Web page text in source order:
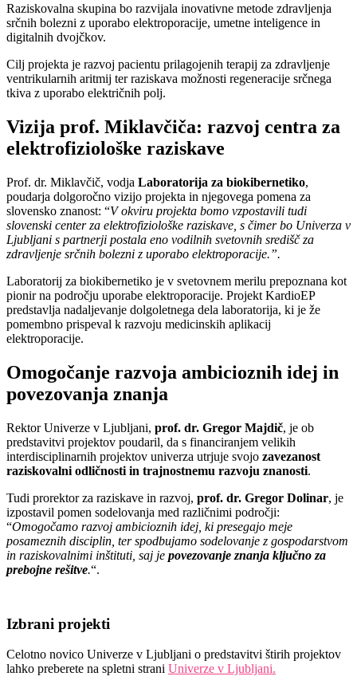
Raziskovalna skupina bo razvijala inovativne metode zdravljenja
srčnih bolezni z uporabo elektroporacije, umetne inteligence in
digitalnih dvojčkov.
Cilj projekta je razvoj pacientu prilagojenih terapij za zdravljenje
ventrikularnih aritmij ter raziskava možnosti regeneracije srčnega
tkiva z uporabo električnih polj.
Vizija prof. Miklavčiča: razvoj centra za
elektrofiziološke raziskave
Prof. dr. Miklavčič, vodja Laboratorija za biokibernetiko,
poudarja dolgoročno vizijo projekta in njegovega pomena za
slovensko znanost: “V okviru projekta bomo vzpostavili tudi
slovenski center za elektrofiziološke raziskave, s čimer bo Univerza v
Ljubljani s partnerji postala eno vodilnih svetovnih središč za
zdravljenje srčnih bolezni z uporabo elektroporacije.”.
Laboratorij za biokibernetiko je v svetovnem merilu prepoznana kot
pionir na področju uporabe elektroporacije. Projekt KardioEP
predstavlja nadaljevanje dolgoletnega dela laboratorija, ki je že
pomembno prispeval k razvoju medicinskih aplikacij
elektroporacije.
Omogočanje razvoja ambicioznih idej in
povezovanja znanja
Rektor Univerze v Ljubljani, prof. dr. Gregor Majdič, je ob
predstavitvi projektov poudaril, da s financiranjem velikih
interdisciplinarnih projektov univerza utrjuje svojo zavezanost
raziskovalni odličnosti in trajnostnemu razvoju znanosti.
Tudi prorektor za raziskave in razvoj, prof. dr. Gregor Dolinar, je
izpostavil pomen sodelovanja med različnimi področji:
“Omogočamo razvoj ambicioznih idej, ki presegajo meje
posameznih disciplin, ter spodbujamo sodelovanje z gospodarstvom
in raziskovalnimi inštituti, saj je povezovanje znanja ključno za
prebojne rešitve.“.
Izbrani projekti
Celotno novico Univerze v Ljubljani o predstavitvi štirih projektov
lahko preberete na spletni strani Univerze v Ljubljani.